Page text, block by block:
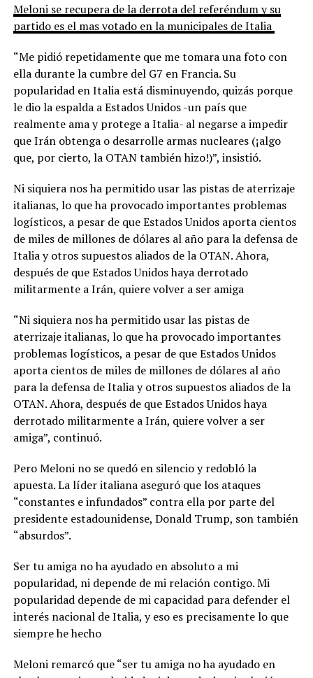
Meloni se recupera de la derrota del referéndum y su
partido es el mas votado en la municipales de Italia
“Me pidió repetidamente que me tomara una foto con
ella durante la cumbre del G7 en Francia. Su
popularidad en Italia está disminuyendo, quizás porque
le dio la espalda a Estados Unidos -un país que
realmente ama y protege a Italia- al negarse a impedir
que Irán obtenga o desarrolle armas nucleares (¡algo
que, por cierto, la OTAN también hizo!)”, insistió.
Ni siquiera nos ha permitido usar las pistas de aterrizaje
italianas, lo que ha provocado importantes problemas
logísticos, a pesar de que Estados Unidos aporta cientos
de miles de millones de dólares al año para la defensa de
Italia y otros supuestos aliados de la OTAN. Ahora,
después de que Estados Unidos haya derrotado
militarmente a Irán, quiere volver a ser amiga
“Ni siquiera nos ha permitido usar las pistas de
aterrizaje italianas, lo que ha provocado importantes
problemas logísticos, a pesar de que Estados Unidos
aporta cientos de miles de millones de dólares al año
para la defensa de Italia y otros supuestos aliados de la
OTAN. Ahora, después de que Estados Unidos haya
derrotado militarmente a Irán, quiere volver a ser
amiga”, continuó.
Pero Meloni no se quedó en silencio y redobló la
apuesta. La líder italiana aseguró que los ataques
“constantes e infundados” contra ella por parte del
presidente estadounidense, Donald Trump, son también
“absurdos”.
Ser tu amiga no ha ayudado en absoluto a mi
popularidad, ni depende de mi relación contigo. Mi
popularidad depende de mi capacidad para defender el
interés nacional de Italia, y eso es precisamente lo que
siempre he hecho
Meloni remarcó que “ser tu amiga no ha ayudado en